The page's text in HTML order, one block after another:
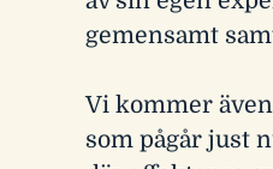
gemensamt
Vi kommer
som pågår just